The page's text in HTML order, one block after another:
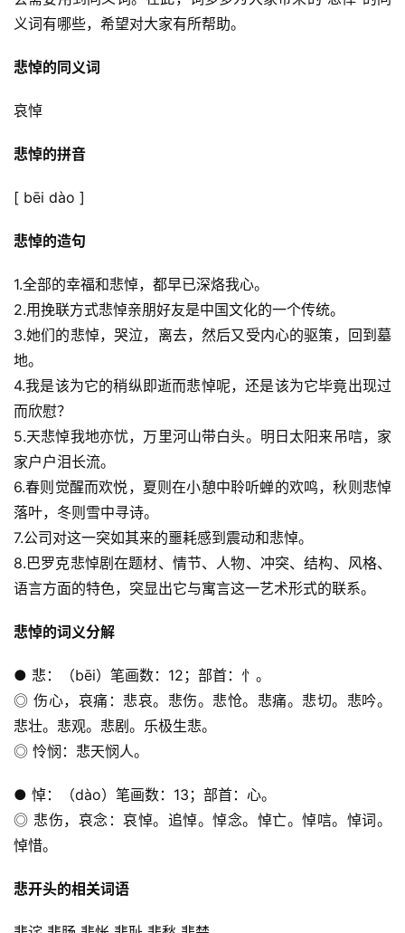
义词有哪些，希望对大家有所帮助。
悲悼的同义词
哀悼
悲悼的拼音
[ bēi dào ]
悲悼的造句
1.全部的幸福和悲悼，都早已深烙我心。
2.用挽联方式悲悼亲朋好友是中国文化的一个传统。
3.她们的悲悼，哭泣，离去，然后又受内心的驱策，回到墓
地。
4.我是该为它的稍纵即逝而悲悼呢，还是该为它毕竟出现过
而欣慰？
5.天悲悼我地亦忧，万里河山带白头。明日太阳来吊唁，家
家户户泪长流。
6.春则觉醒而欢悦，夏则在小憩中聆听蝉的欢鸣，秋则悲悼
落叶，冬则雪中寻诗。
7.公司对这一突如其来的噩耗感到震动和悲悼。
8.巴罗克悲悼剧在题材、情节、人物、冲突、结构、风格、
语言方面的特色，突显出它与寓言这一艺术形式的联系。
悲悼的词义分解
● 悲：（bēi）笔画数：12；部首：忄。
◎ 伤心，哀痛：悲哀。悲伤。悲怆。悲痛。悲切。悲吟。
悲壮。悲观。悲剧。乐极生悲。
◎ 怜悯：悲天悯人。
● 悼：（dào）笔画数：13；部首：心。
◎ 悲伤，哀念：哀悼。追悼。悼念。悼亡。悼唁。悼词。
悼惜。
悲开头的相关词语